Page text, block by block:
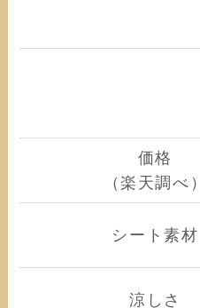
価格
（楽天調べ）
シート素材
涼しさ